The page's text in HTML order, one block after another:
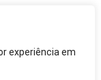
experiência em
Comparador